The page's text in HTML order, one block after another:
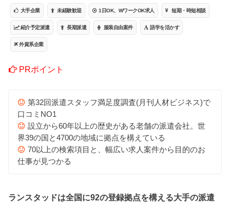
大手企業 未経験歓迎 1日OK、WワークOK求人 短期・時短相談
紹介予定派遣 長期派遣 服装自由案件 語学を活かす
外資系企業
PRポイント
第32回派遣スタッフ満足度調査(月刊人材ビジネス)で
口コミNO1
設立から60年以上の歴史がある老舗の派遣会社。世
界39の国と4700の地域に拠点を構えている
70以上の検索項目と、幅広い求人案件から目的のお
仕事が見つかる
ランスタッドは全国に92の登録拠点を構える大手の派遣